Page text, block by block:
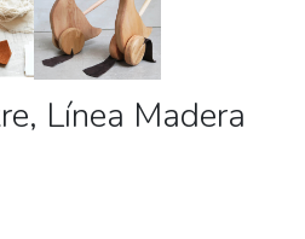
Línea Madera